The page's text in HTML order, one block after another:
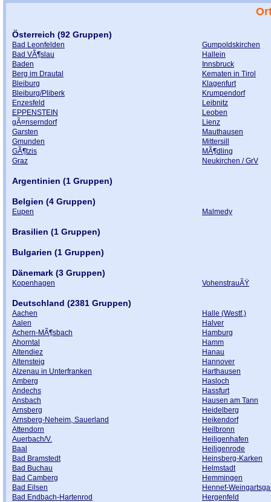
Österreich (92 Gruppen)
Bad Leonfelden
Gumpoldskirchen
Bad VÃ¶slau
Hallein
Baden
Innsbruck
Berg im Drautal
Kematen in Tirol
Bleiburg
Klagenfurt
Bleiburg/Pliberk
Krumpendorf
Enzesfeld
Leibnitz
EPPENSTEIN
Leoben
gÃ¤nserndorf
Lienz
Garsten
Mauthausen
Gmunden
Mittersill
GÃ¶tzis
MÃ¶dling
Graz
Neukirchen / GrV
Argentinien (1 Gruppen)
Belgien (4 Gruppen)
Eupen Malmedy
Brasilien (1 Gruppen)
Bulgarien (1 Gruppen)
Dänemark (3 Gruppen)
Kopenhagen VohenstrauÃŸ
Deutschland (2381 Gruppen)
Aachen
Halle (Westf.)
Aalen
Halver
Achern-MÃ¶sbach
Hamburg
Ahorntal
Hamm
Altendiez
Hanau
Altensteig
Hannover
Alzenau in Unterfranken
Harthausen
Amberg
Hasloch
Andechs
Hassfurt
Ansbach
Hausen am Tann
Arnsberg
Heidelberg
Arnsberg-Neheim, Sauerland
Heikendorf
Attendorn
Heilbronn
Auerbach/V.
Heiligenhafen
Baal
Heiligenrode
Bad Bramstedt
Heinsberg-Karken
Bad Buchau
Helmstadt
Bad Camberg
Hemmingen
Bad Eilsen
Hennef-
Bad Endbach-Hartenrod
Hergenfeld